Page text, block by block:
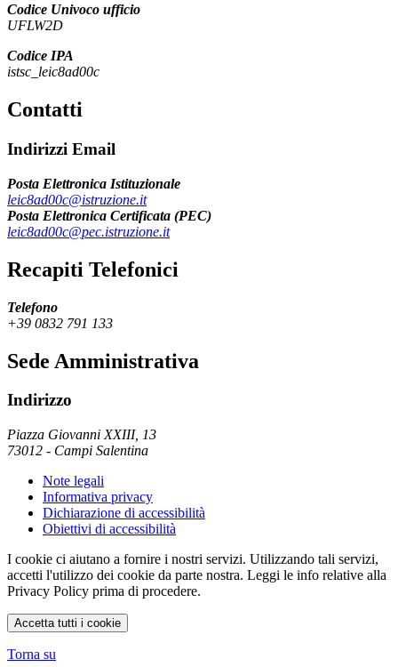
Codice Univoco ufficio
UFLW2D
Codice IPA
istsc_leic8ad00c
Contatti
Indirizzi Email
Posta Elettronica Istituzionale
leic8ad00c@istruzione.it
Posta Elettronica Certificata (PEC)
leic8ad00c@pec.istruzione.it
Recapiti Telefonici
Telefono
+39 0832 791 133
Sede Amministrativa
Indirizzo
Piazza Giovanni XXIII, 13
73012 - Campi Salentina
Note legali
Informativa privacy
Dichiarazione di accessibilità
Obiettivi di accessibilità
I cookie ci aiutano a fornire i nostri servizi. Utilizzando tali servizi,
accetti l'utilizzo dei cookie da parte nostra. Leggi le info relative alla
Privacy Policy prima di procedere.
Accetta tutti i cookie
Torna su